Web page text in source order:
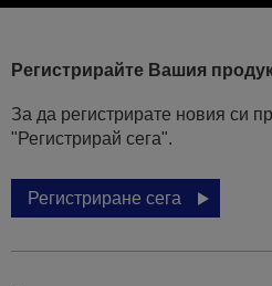
Регистрирайте Вашия
За да регистрирате новия си
"Регистрирай сега".
Регистриране сега